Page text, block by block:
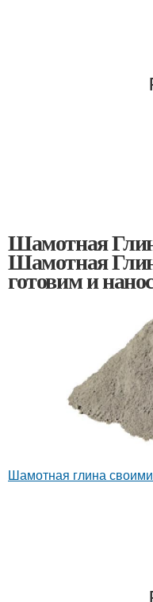
Шамотная
Шамотная
готовим и
Шамотная глина